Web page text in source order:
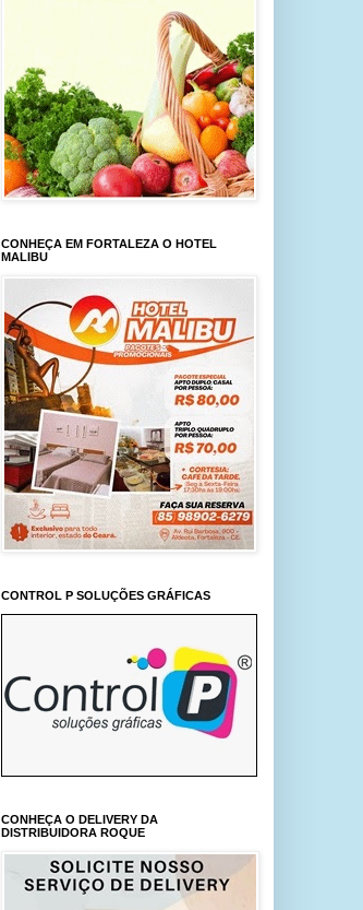
CONHEÇA EM FORTALEZA O HOTEL
MALIBU
CONTROL P SOLUÇÕES GRÁFICAS
CONHEÇA O DELIVERY DA
DISTRIBUIDORA ROQUE